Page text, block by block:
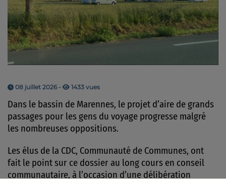
08 juillet 2026 - 1433 vues
Dans le bassin de Marennes, le projet d’aire de grands
passages pour les gens du voyage progresse malgré
les nombreuses oppositions.
Les élus de la CDC, Communauté de Communes, ont
fait le point sur ce dossier au long cours en conseil
communautaire, à l’occasion d’une délibération